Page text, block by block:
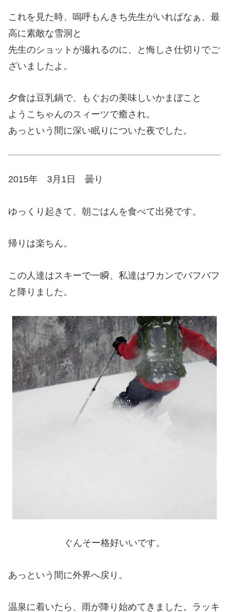
これを見た時、嗚呼もんきち先生がいればなぁ、最
高に素敵な雪洞と
先生のショットが撮れるのに、と悔しさ仕切りでご
ざいましたよ。
夕食は豆乳鍋で、もぐおの美味しいかまぼこと
ようこちゃんのスィーツで癒され。
あっという間に深い眠りについた夜でした。
2015年 3月1日 曇り
ゆっくり起きて、朝ごはんを食べて出発です。
帰りは楽ちん。
この人達はスキーで一瞬、私達はワカンでバフバフ
と降りました。
ぐんそー格好いいです。
あっという間に外界へ戻り。
温泉に着いたら、雨が降り始めてきました。ラッキ